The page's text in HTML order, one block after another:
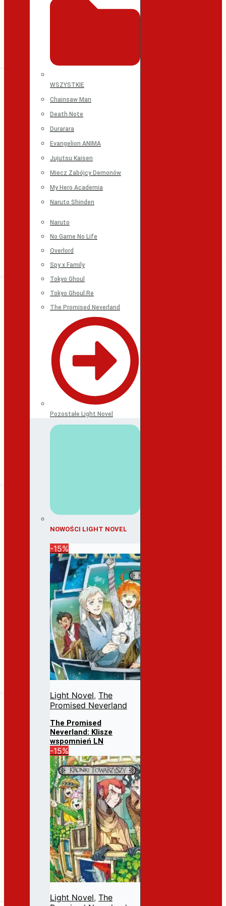
WSZYSTKIE
Chainsaw Man
Death Note
Durarara
Evangelion ANIMA
Jujutsu Kaisen
Miecz Zabójcy Demonów
My Hero Academia
Naruto Shinden
Naruto
No Game No Life
Overlord
Spy x Family
Tokyo Ghoul
Tokyo Ghoul:Re
The Promised Neverland
Pozostałe Light Novel
NOWOŚCI LIGHT NOVEL
-15%
Light Novel, The
Promised Neverland
The Promised
Neverland: Klisze
wspomnień LN
31,99
cena
wynosiła:
31,99 zł.
cena
wynosi:
27,19 zł.
Dodaj do koszyka
-15%
Light Novel, The